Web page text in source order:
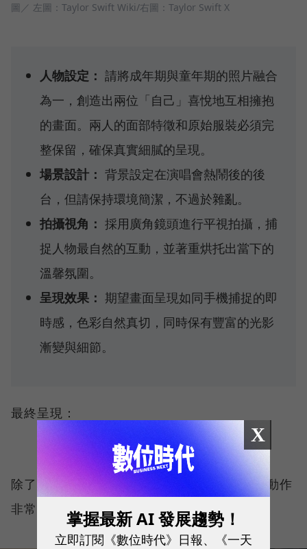
圖／ 左圖：Taylor Swift Wiki/右圖：Taylor Swift X
人物設定： 請將成年期與童年期的照片融合
為一，創造出兩位「自己」喜悅地互相擁抱
的畫面。兩人的面部特徵和原始服裝必須完
整保留，確保真實細膩的呈現。
場景設計： 背景設定在演唱會熱鬧後的後
台，但請保持環境簡潔，不過於雜亂。
拍攝視角： 採用廣角鏡頭進行平視拍攝，捕
捉人物最自然的互動，並著重烘托出當下的
溫馨氛圍。
呈現效果： 期望畫面呈現如同手機捕捉的即
時感，色彩自然真切，同時保有豐富的光影
漸變與細節。
最終呈現：
除了站立，Nano Banana在人物擁抱的肢體動作
非常自然，臉部細節也到位。
X
掌握最新 AI 發展趨勢！
立即訂閱《數位時代》日報、《一天